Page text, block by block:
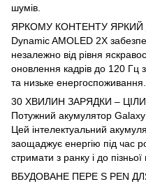
шумів.
ЯРКОМУ КОНТЕНТУ ЯРКИЙ
Dynamic AMOLED 2X
незалежно від рівня
оновлення кадрів до 120 Гц
та низьке енергоспоживання.
30 ХВИЛИН ЗАРЯДКИ –
Потужний акумулятор
Цей інтелектуальний
заощаджує енергію під час
стримати з ранку і до пізньої
ВБУДОВАНЕ ПЕРЕ S PEN